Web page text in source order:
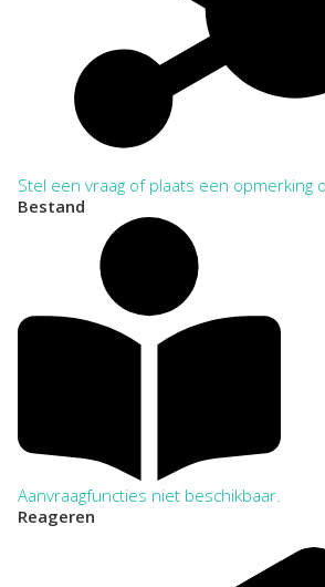
Stel een vraag of plaats een opmerking
Bestand
Aanvraagfuncties niet beschikbaar.
Reageren